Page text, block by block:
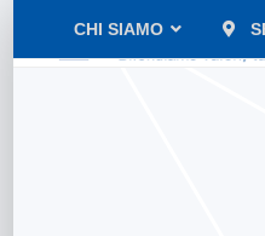
CHI SIAMO